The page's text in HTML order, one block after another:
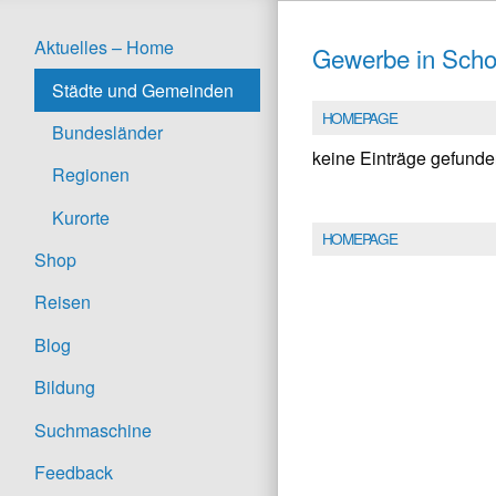
Aktuelles – Home
Städte und Gemeinden
Bundesländer
Regionen
Kurorte
Shop
Reisen
Blog
Bildung
Suchmaschine
Feedback
Gewerbe in
HOMEPAGE
keine Einträge
HOMEPAGE